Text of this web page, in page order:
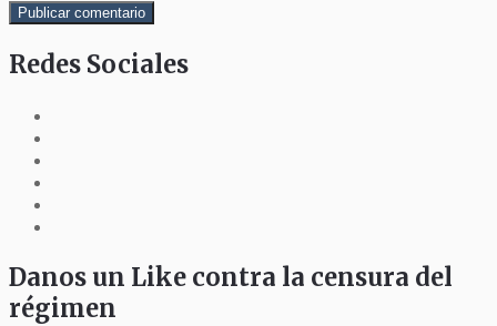
Redes Sociales
Danos un Like contra la censura del
régimen